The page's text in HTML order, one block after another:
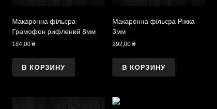
Макаронна фільєра
Грамофон рифлений 8мм
184,00 ₴
В КОРЗИНУ
Макаронна фільєра Ріжка
3мм
292,00 ₴
В КОРЗИНУ